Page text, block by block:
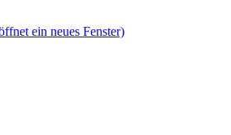
ein neues Fenster)